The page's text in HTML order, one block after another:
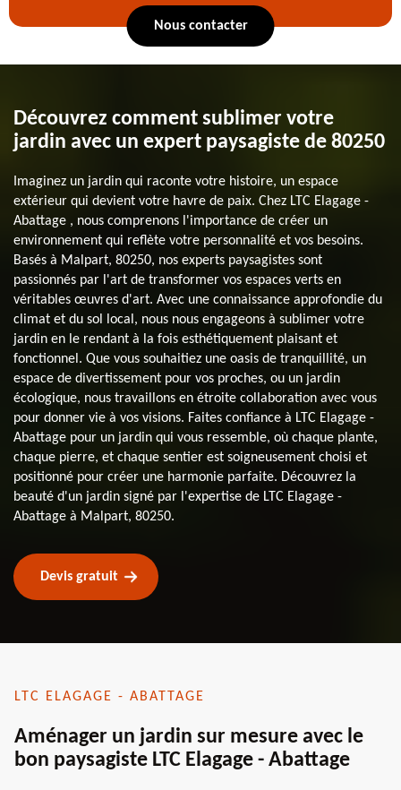
Nous contacter
Découvrez comment sublimer votre
jardin avec un expert paysagiste de 80250
Imaginez un jardin qui raconte votre histoire, un espace
extérieur qui devient votre havre de paix. Chez LTC Elagage -
Abattage , nous comprenons l'importance de créer un
environnement qui reflète votre personnalité et vos besoins.
Basés à Malpart, 80250, nos experts paysagistes sont
passionnés par l'art de transformer vos espaces verts en
véritables œuvres d'art. Avec une connaissance approfondie du
climat et du sol local, nous nous engageons à sublimer votre
jardin en le rendant à la fois esthétiquement plaisant et
fonctionnel. Que vous souhaitiez une oasis de tranquillité, un
espace de divertissement pour vos proches, ou un jardin
écologique, nous travaillons en étroite collaboration avec vous
pour donner vie à vos visions. Faites confiance à LTC Elagage -
Abattage pour un jardin qui vous ressemble, où chaque plante,
chaque pierre, et chaque sentier est soigneusement choisi et
positionné pour créer une harmonie parfaite. Découvrez la
beauté d'un jardin signé par l'expertise de LTC Elagage -
Abattage à Malpart, 80250.
Devis gratuit
LTC ELAGAGE - ABATTAGE
Aménager un jardin sur mesure avec le
bon paysagiste LTC Elagage - Abattage